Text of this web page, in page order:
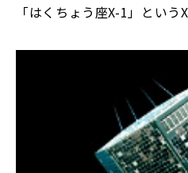
「はくちょう座X-1」という